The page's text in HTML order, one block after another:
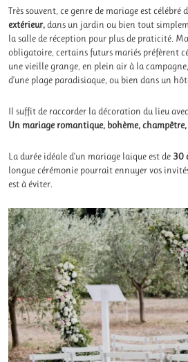
Très souvent, ce genre de mariage est célébré
extérieur,dans un jardin ou bien tout
la salle de réception pour plus de praticité.
obligatoire, certains futurs mariés préfèrent
une vieille grange, en plein air à la
d’une plage paradisiaque, ou bien dans un
Il suffit de raccorder la décoration du lieu
Un mariage romantique, bohème,
La durée idéale d’un mariage laique est de 30
longue cérémonie pourrait ennuyer vos
est à éviter.